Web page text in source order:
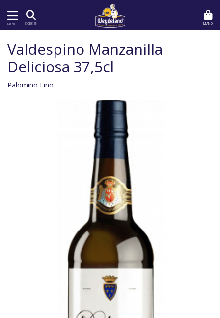
MENU ZOEKEN MAND
Valdespino Manzanilla
Deliciosa 37,5cl
Palomino Fino